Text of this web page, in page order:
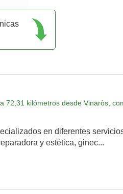
72,31 kilómetros desde Vinaròs,
en diferentes
y estética, ginec...